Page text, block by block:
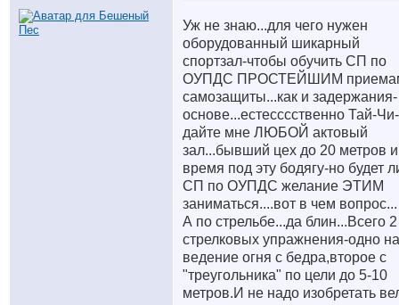
Уж не знаю...для чего нужен
оборудованный шикарный
спортзал-чтобы обучить СП по
ОУПДС ПРОСТЕЙШИМ
самозащиты...как и
основе...естесссственно Тай-Чи-
дайте мне ЛЮБОЙ актовый
зал...бывший цех до 20 метров и
время под эту бодягу-но будет
СП по ОУПДС желание ЭТИМ
заниматься....вот в чем вопрос...
А по стрельбе...да блин...Всего 2
стрелковых упражнения-одно на
ведение огня с бедра,второе с
"треугольника" по цели до 5-10
метров.И не надо изобретать